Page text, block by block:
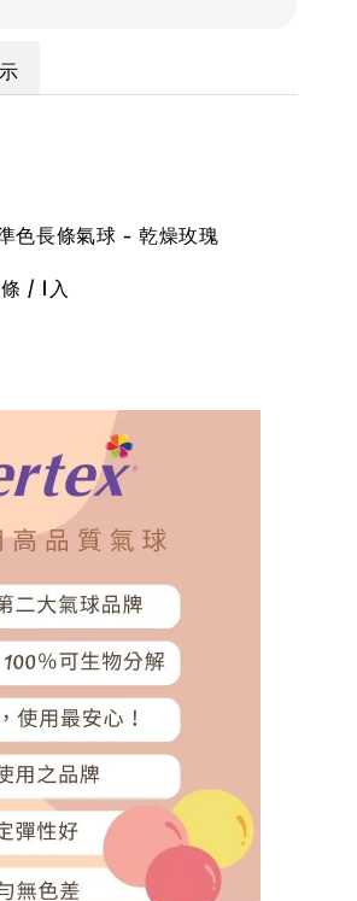
色長條氣球 - 乾燥玫瑰
/ 1入